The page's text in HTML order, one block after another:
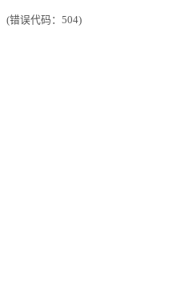
(错误代码：504)